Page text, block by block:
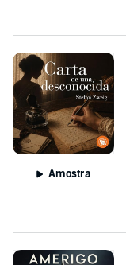
Amostra